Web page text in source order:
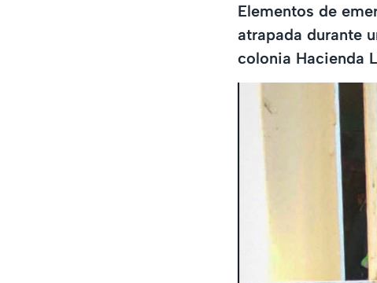
Elementos de
atrapada durante
colonia Hacienda